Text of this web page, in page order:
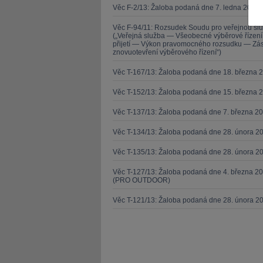
Věc F-2/13: Žaloba podaná dne 7. ledna 2013
Věc F-94/11: Rozsudek Soudu pro veřejnou
(„Veřejná služba — Všeobecné výběrové
přijetí — Výkon pravomocného rozsudku —
znovuotevření výběrového řízení“)
Věc T-167/13: Žaloba podaná dne 18. března
Věc T-152/13: Žaloba podaná dne 15. března
Věc T-137/13: Žaloba podaná dne 7. března
Věc T-134/13: Žaloba podaná dne 28. února
Věc T-135/13: Žaloba podaná dne 28. února
Věc T-127/13: Žaloba podaná dne 4. března
(PRO OUTDOOR)
Věc T-121/13: Žaloba podaná dne 28. února
Kurzy